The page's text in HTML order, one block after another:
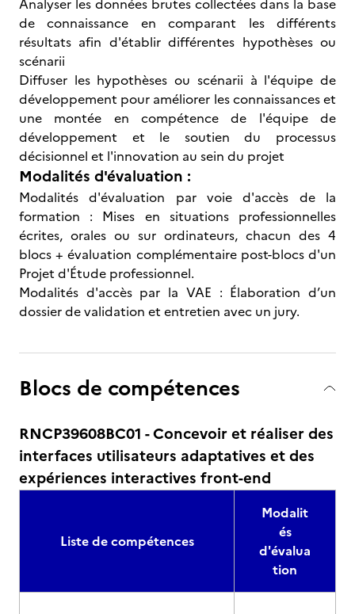
Analyser les données brutes collectées dans la base
de connaissance en comparant les différents
résultats afin d'établir différentes hypothèses ou
scénarii
Diffuser les hypothèses ou scénarii à l'équipe de
développement pour améliorer les connaissances et
une montée en compétence de l'équipe de
développement et le soutien du processus
décisionnel et l'innovation au sein du projet
Modalités d'évaluation :
Modalités d'évaluation par voie d'accès de la
formation : Mises en situations professionnelles
écrites, orales ou sur ordinateurs, chacun des 4
blocs + évaluation complémentaire post-blocs d'un
Projet d'Étude professionnel.
Modalités d'accès par la VAE : Élaboration d’un
dossier de validation et entretien avec un jury.
Blocs de compétences
RNCP39608BC01 - Concevoir et réaliser des
interfaces utilisateurs adaptatives et des
expériences interactives front-end
Liste de compétences
Modalit
és
d'évalua
tion